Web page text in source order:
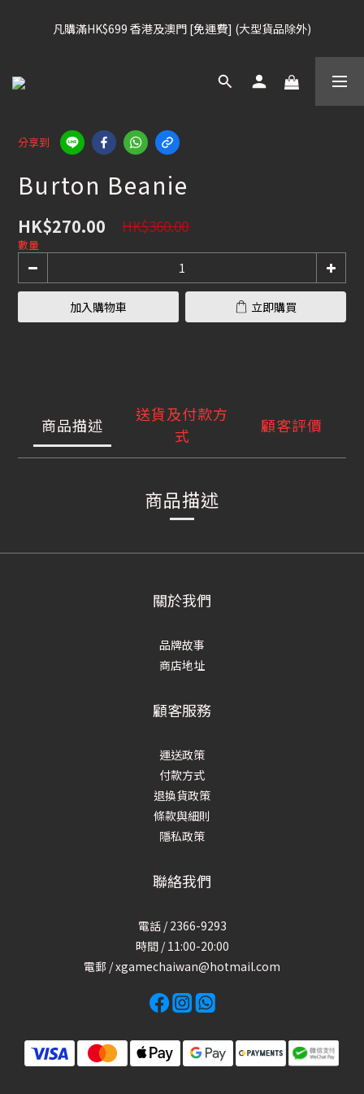
凡購滿HK$699 香港及澳門 [免運費] (大型貨品除外)
凡購滿HK$699 香港及澳門 [免運費] (大型貨品除外)
滑雪板, 固定器, 滑雪靴, 護目鏡 頭盔 , 85折
滑雪衫, 滑雪褲, 底、中層保暖 / 外套, 滑雪手套, 滑雪襪, 滑雪板袋,
Etc , 75折
凡購滿HK$699 香港及澳門 [免運費] (大型貨品除外)
分享到
Burton Beanie
HK$270.00 HK$360.00
數量
加入購物車 立即購買
商品描述
送貨及付款方
式
顧客評價
商品描述
關於我們
品牌故事
商店地址
顧客服務
運送政策
付款方式
退換貨政策
條款與細則
隱私政策
聯絡我們
電話 / 2366-9293
時間 / 11:00-20:00
電郵 / xgamechaiwan@hotmail.com